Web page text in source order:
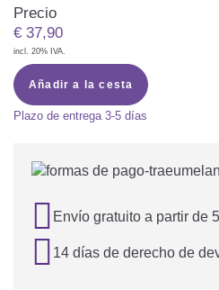
Paños De Muselina
CHEQUE REGALO
LOTES DE REGALO
Precio
€ 37,90
incl. 20% IVA.
Añadir a la cesta
Plazo de entrega 3-5 días
 Envío gratuito a partir de
 14 días de derecho de